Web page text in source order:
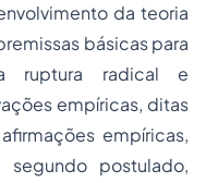
da teoria
básicas para
ruptura radical e
empíricas, ditas
empíricas,
postulado,